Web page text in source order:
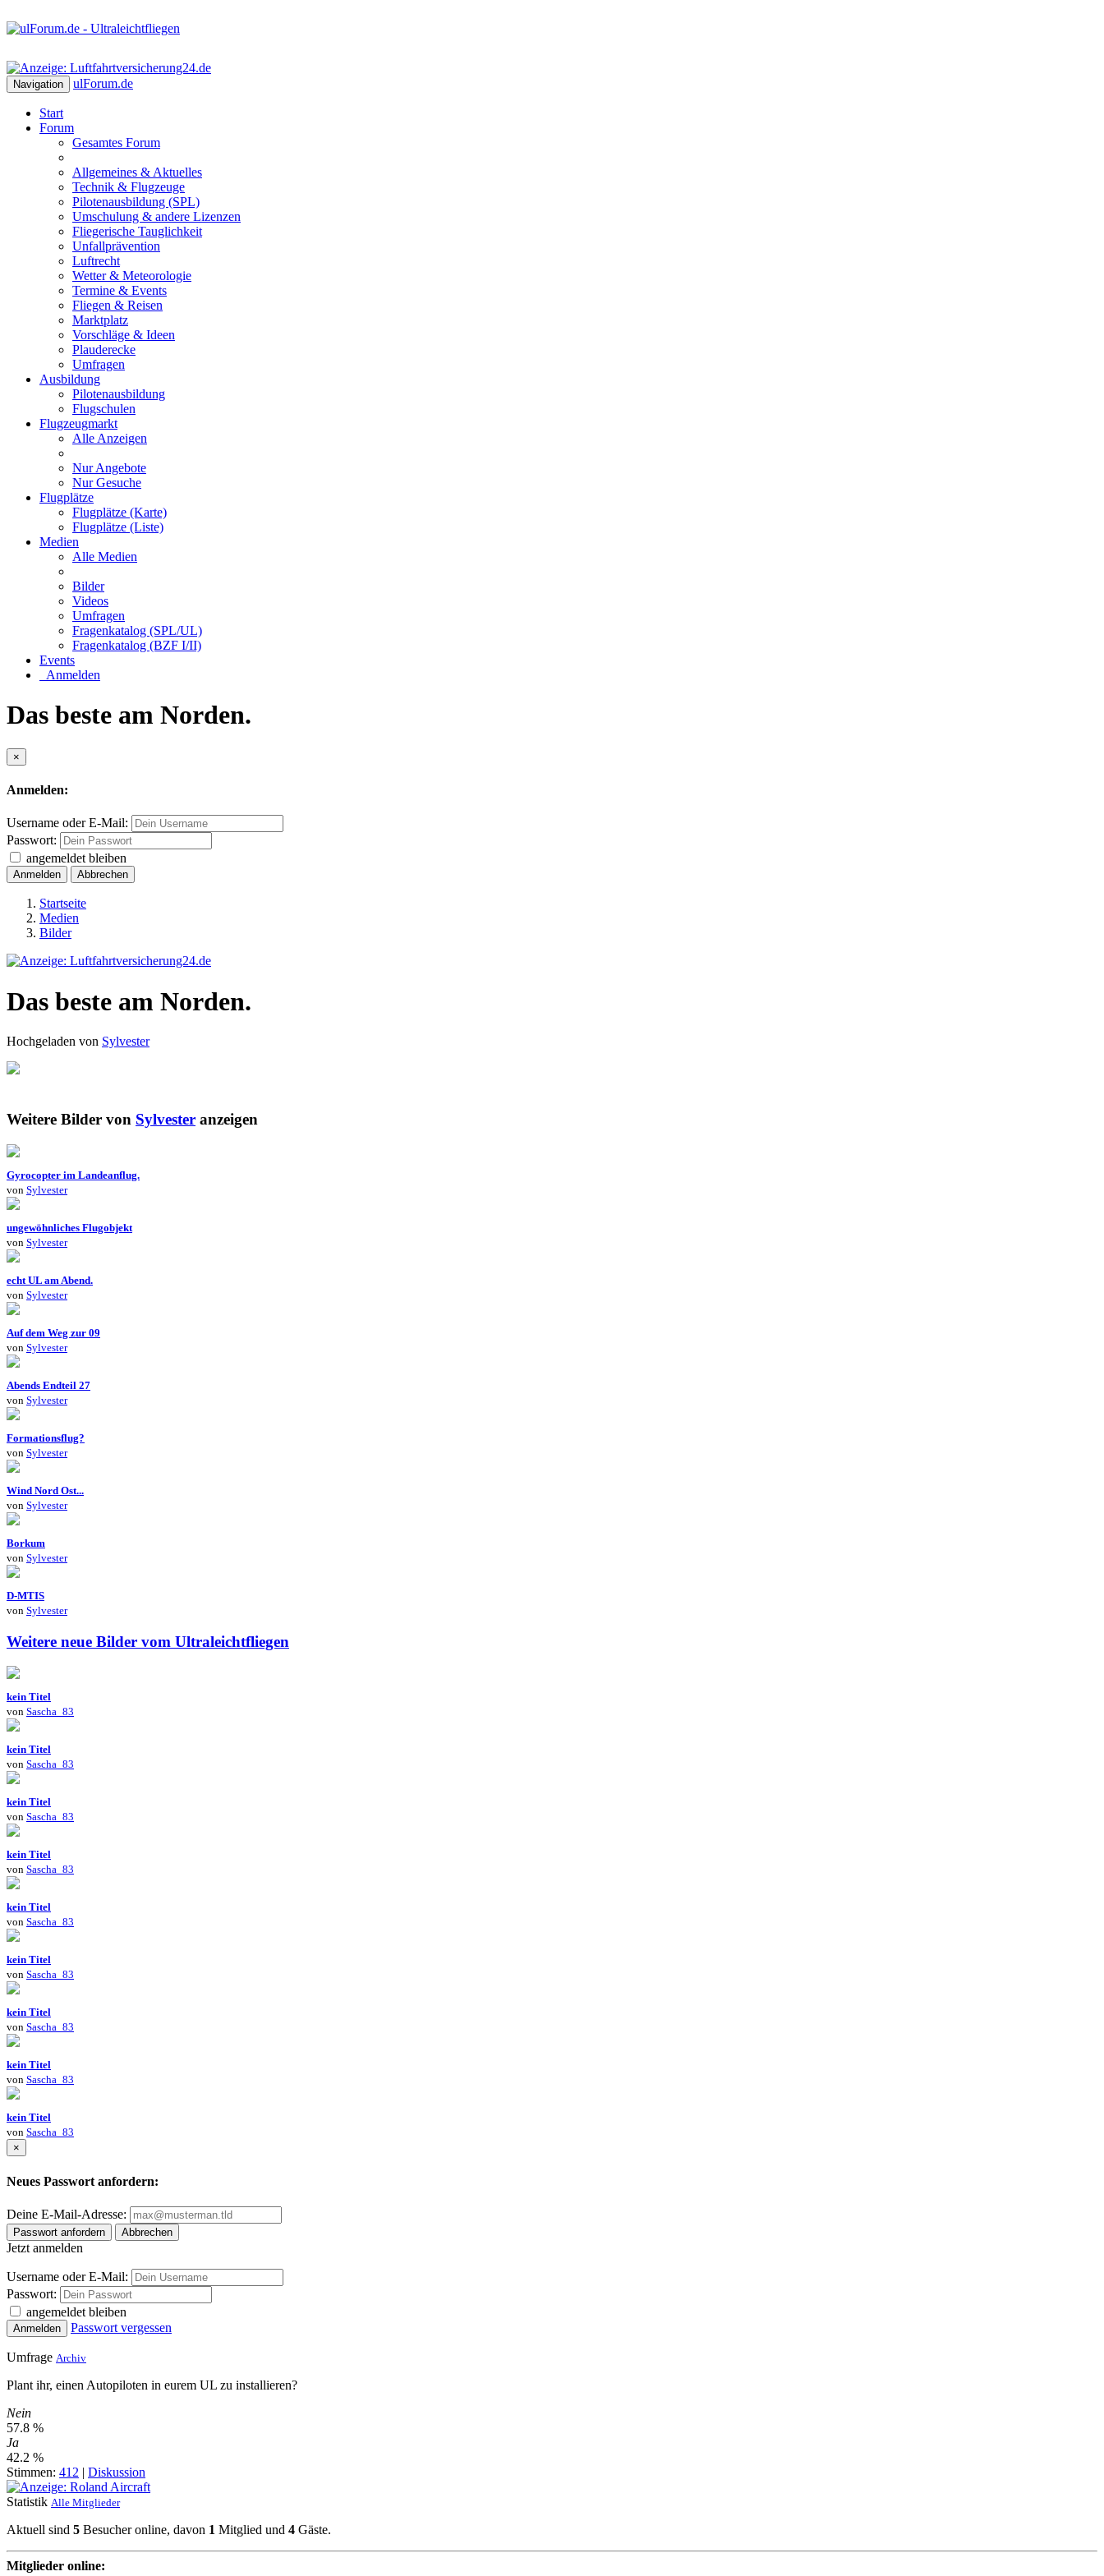
Navigation ulForum.de
Start
Forum
Gesamtes Forum
Allgemeines & Aktuelles
Technik & Flugzeuge
Pilotenausbildung (SPL)
Umschulung & andere Lizenzen
Fliegerische Tauglichkeit
Unfallprävention
Luftrecht
Wetter & Meteorologie
Termine & Events
Fliegen & Reisen
Marktplatz
Vorschläge & Ideen
Plauderecke
Umfragen
Ausbildung
Pilotenausbildung
Flugschulen
Flugzeugmarkt
Alle Anzeigen
Nur Angebote
Nur Gesuche
Flugplätze
Flugplätze (Karte)
Flugplätze (Liste)
Medien
Alle Medien
Bilder
Videos
Umfragen
Fragenkatalog (SPL/UL)
Fragenkatalog (BZF I/II)
Events
Anmelden
Das beste am Norden.
×
Anmelden:
Username oder E-Mail:
Passwort:
angemeldet bleiben
Anmelden Abbrechen
Startseite
Medien
Bilder
Das beste am Norden.
Hochgeladen von Sylvester
Weitere Bilder von Sylvester anzeigen
Gyrocopter im Landeanflug.
von Sylvester
ungewöhnliches Flugobjekt
von Sylvester
echt UL am Abend.
von Sylvester
Auf dem Weg zur 09
von Sylvester
Abends Endteil 27
von Sylvester
Formationsflug?
von Sylvester
Wind Nord Ost...
von Sylvester
Borkum
von Sylvester
D-MTIS
von Sylvester
Weitere neue Bilder vom Ultraleichtfliegen
kein Titel
von Sascha_83
kein Titel
von Sascha_83
kein Titel
von Sascha_83
kein Titel
von Sascha_83
kein Titel
von Sascha_83
kein Titel
von Sascha_83
kein Titel
von Sascha_83
kein Titel
von Sascha_83
kein Titel
von Sascha_83
×
Neues Passwort anfordern:
Deine E-Mail-Adresse:
Passwort anfordern Abbrechen
Jetzt anmelden
Username oder E-Mail:
Passwort:
angemeldet bleiben
Anmelden Passwort vergessen
Umfrage Archiv
Plant ihr, einen Autopiloten in eurem UL zu installieren?
Nein
57.8 %
Ja
42.2 %
Stimmen: 412 | Diskussion
Statistik Alle Mitglieder
Aktuell sind 5 Besucher online, davon 1 Mitglied und 4 Gäste.
Mitglieder online: